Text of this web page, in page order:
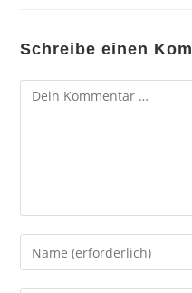
Schreibe einen
Kommentar
Gib
deinen